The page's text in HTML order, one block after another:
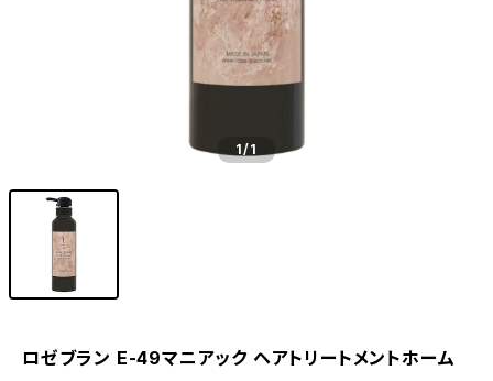
1/1
ロゼブラン E-49マニアック ヘアトリートメントホーム